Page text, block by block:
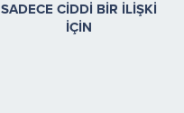
SADECE CİDDİ BİR İLİŞKİ
İÇİN